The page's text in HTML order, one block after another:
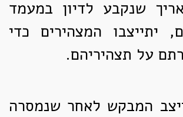
שנקבע לדיון במעמד
יתייצבו המצהירים כדי
על תצהיריהם.
המבקש לאחר שנמסרה